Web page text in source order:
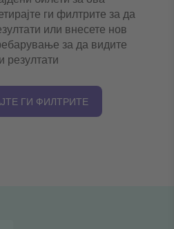
ги филтрите за да
или внесете нов
за да видите
резултати
ГИ ФИЛТРИТЕ